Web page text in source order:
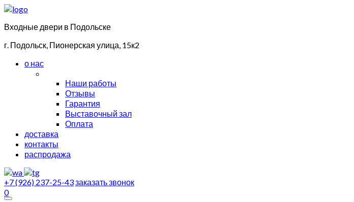
Входные двери в Подольске
г. Подольск, Пионерская улица, 15к2
о нас
Наши работы
Отзывы
Гарантия
Выставочный зал
Оплата
доставка
контакты
распродажа
+7 (926) 237-25-43заказать звонок
0